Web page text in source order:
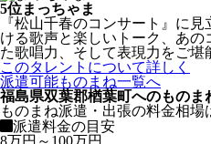
5位まっちゃま
『松山千春のコンサート』に
ける歌声と楽しいトーク、あ
た歌唱力、そして表現力をご堪
このタレントについて詳しく
派遣可能ものまね一覧へ
福島県双葉郡楢葉町へのものま
ものまね派遣・出張の料金相場
派遣料金の目安
8万円～100万円